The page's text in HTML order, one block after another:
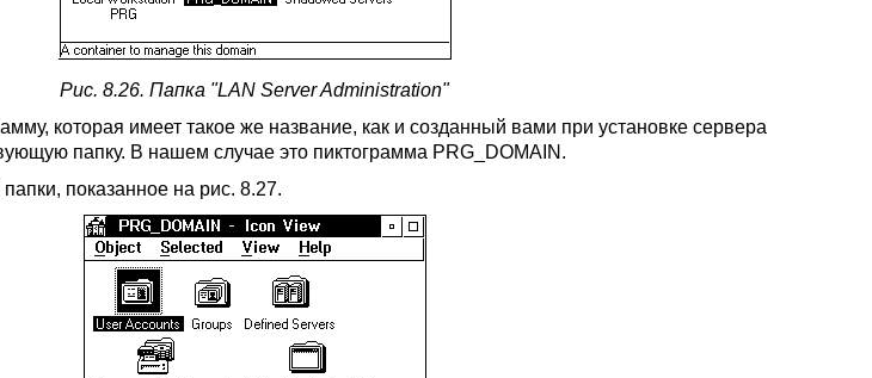
Рис. 8.26. Папка "LAN Server Administration"
которая имеет такое же название, как и созданный вами при установке сервера
папку. В нашем случае это пиктограмма PRG_DOMAIN.
показанное на рис. 8.27.